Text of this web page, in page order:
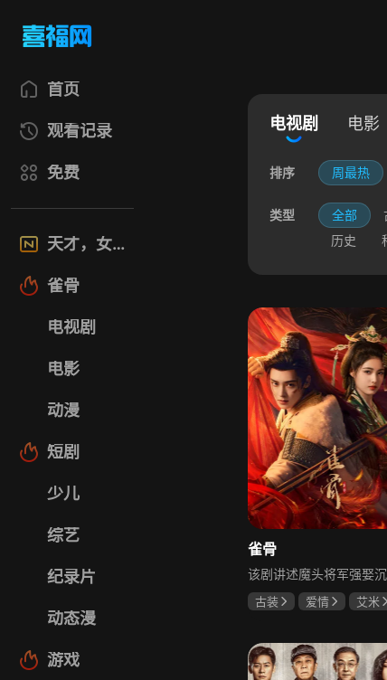
首页
观看记录
免费
天才，女友
雀骨
电视剧
电影
动漫
短剧
少儿
综艺
纪录片
动态漫
游戏
电视剧 电影
排序 周最热
类型 全部
历史
雀骨
古装 爱情
艾米